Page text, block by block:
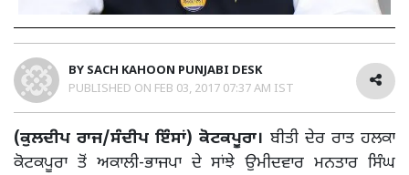
BY SACH KAHOON PUNJABI DESK
PUBLISHED ON FEB 03, 2017 07:37 AM IST
(ਕੁਲਦੀਪ ਰਾਜ/ਸੰਦੀਪ ਇੰਸਾਂ)ਕੋਟਕਪੂਰਾ। ਬੀਤੀ ਦੇਰ ਰਾਤ ਹਲਕਾ
ਕੋਟਕਪੂਰਾ ਤੋਂ ਅਕਾਲੀ-ਭਾਜਪਾ ਦੇ ਸਾਂਝੇ ਉਮੀਦਵਾਰ ਮਨਤਾਰ ਸਿੰਘ